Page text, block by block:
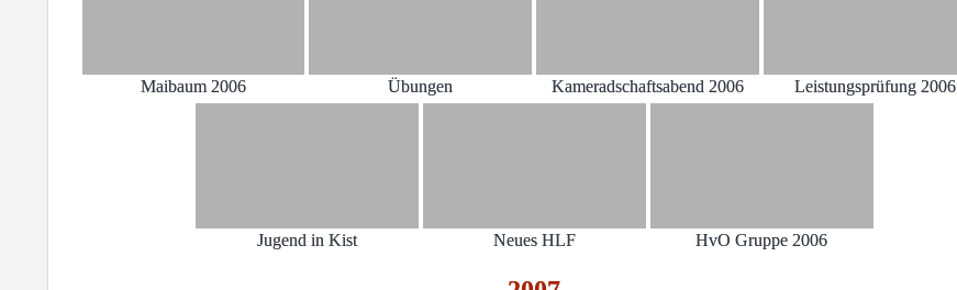
Maibaum 2006 Übungen Kameradschaftsabend 2006 Leistungsprüfung 2006
Jugend in Kist Neues HLF HvO Gruppe 2006